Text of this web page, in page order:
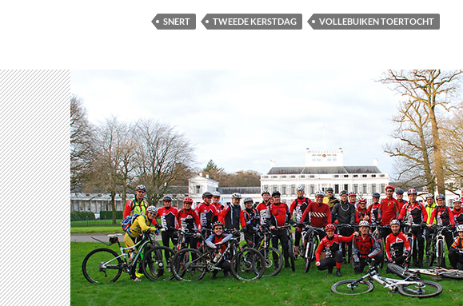
SNERT TWEEDE KERSTDAG VOLLEBUIKEN TOERTOCHT